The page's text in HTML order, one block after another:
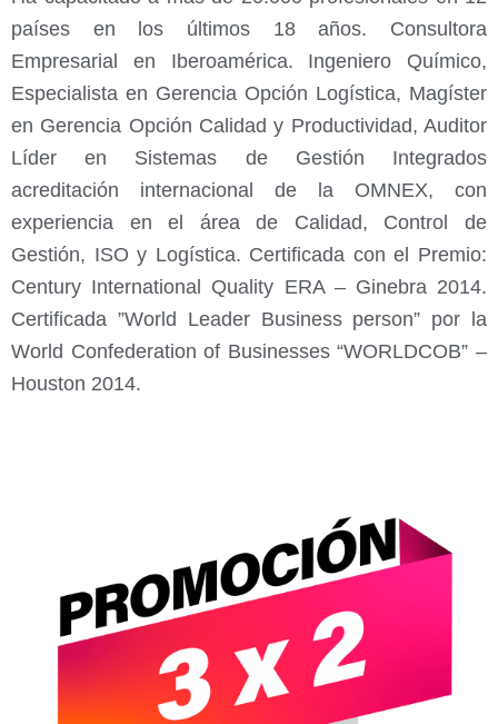
países en los últimos 18 años. Consultora
Empresarial en Iberoamérica. Ingeniero Químico,
Especialista en Gerencia Opción Logística, Magíster
en Gerencia Opción Calidad y Productividad, Auditor
Líder en Sistemas de Gestión Integrados
acreditación internacional de la OMNEX, con
experiencia en el área de Calidad, Control de
Gestión, ISO y Logística. Certificada con el Premio:
Century International Quality ERA – Ginebra 2014.
Certificada ”World Leader Business person” por la
World Confederation of Businesses “WORLDCOB” –
Houston 2014.